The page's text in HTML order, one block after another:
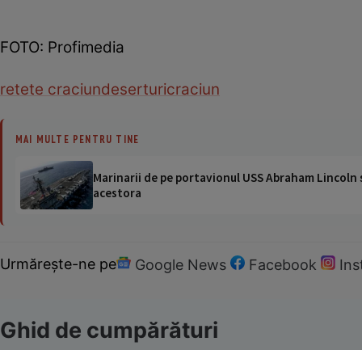
FOTO: Profimedia
retete craciundeserturicraciun
MAI MULTE PENTRU TINE
Marinarii de pe portavionul USS Abraham
acestora
Urmărește-ne pe Google News Facebook
Ghid de cumpărături